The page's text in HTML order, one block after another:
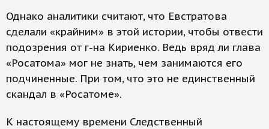
Однако аналитики считают, что Евстратова
сделали «крайним» в этой истории, чтобы отвести
подозрения от г-на Кириенко. Ведь вряд ли глава
«Росатома» мог не знать, чем занимаются его
подчиненные. При том, что это не единственный
скандал в «Росатоме».
К настоящему времени Следственный